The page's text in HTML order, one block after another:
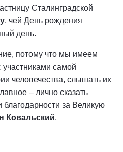
Сталинградской
, чей День рождения
день.
потому что мы имеем
самой
человечества, слышать их
– лично сказать
благодарности за Великую
Ковальский.